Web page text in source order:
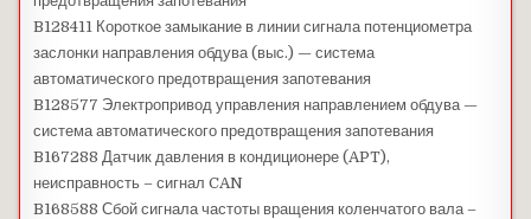
B128411 Короткое замыкание в линии сигнала потенциометра
заслонки направления обдува (выс.) — система
автоматического предотвращения запотевания
B128577 Электропривод управления направлением обдува —
система автоматического предотвращения запотевания
B167288 Датчик давления в кондиционере (APT),
неисправность – сигнал CAN
B168588 Сбой сигнала частоты вращения коленчатого вала –